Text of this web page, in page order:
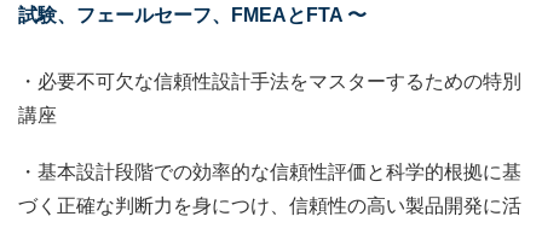
試験、フェールセーフ、FMEAとFTA 〜
・必要不可欠な信頼性設計手法をマスターするための特別
講座
・基本設計段階での効率的な信頼性評価と科学的根拠に基
づく正確な判断力を身につけ、信頼性の高い製品開発に活